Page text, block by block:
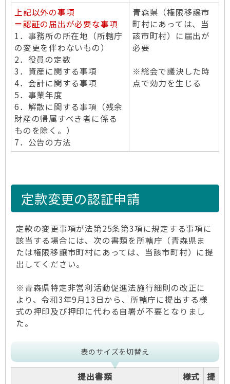
上記以外の事項
＝認証の届出が必要な事項
1．事務所の所在地（所轄庁
の変更を伴わないもの）
2．役員の定数
3．資産に関する事項
4．会計に関する事項
5．事業年度
6．解散に関する事項（残余
財産の帰属すべき者に係る
ものを除く。）
7．公告の方法
青森県（権限移譲市
町村にあっては、当
該市町村）に届出が
必要
※総会で議決した時
点で効力を生じる
定款変更の認証申請
定款の変更事項が法第25条第3項に規定する事項に
該当する場合には、次の書類を所轄庁（青森県ま
たは権限移譲市町村にあっては、当該市町村）に提
出してください。
※青森県特定非営利活動促進法施行細則の改正に
より、令和3年9月13日から、所轄庁に提出する様
式の押印及び押印に代わる自署が不要となりまし
た。
表のサイズを切替え
提出書類
様式
提